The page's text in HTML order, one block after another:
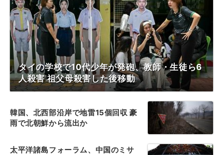
タイの学校で10代少年が発砲、教師・生徒ら6
人殺害 祖父母殺害した後移動
韓国、北西部沿岸で地雷15個回収 豪
雨で北朝鮮から流出か
太平洋諸島フォーラム、中国のミサ